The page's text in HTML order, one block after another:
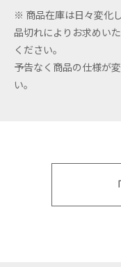
※ 商品在庫は日々変化
品切れによりお求めい
ください。
予告なく商品の仕様が
い。